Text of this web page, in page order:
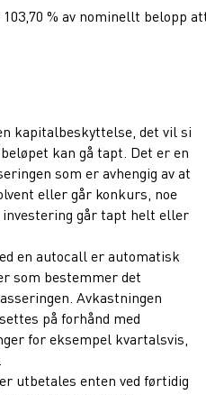
% av nominellt belopp
kapitalbeskyttelse, det vil si
kan gå tapt. Det er en
som er avhengig av at
eller går konkurs, noe
går tapt helt eller
en autocall er automatisk
som bestemmer det
Avkastningen
på forhånd med
for eksempel kvartalsvis,
utbetales enten ved førtidig